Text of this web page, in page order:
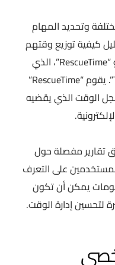
وتحديد المهام
كيفية توزيع وقتهم
بين الأنشطة المختلفة. تطبيق آخر هو “RescueTime”، الذي
يعمل بشكل مختلف قليلاً عن “Toggl”. يقوم “RescueTime”
الوقت الذي يقضيه
تقارير مفصلة حول
على التعرف
يمكن أن تكون
لتحسين إدارة الوقت.